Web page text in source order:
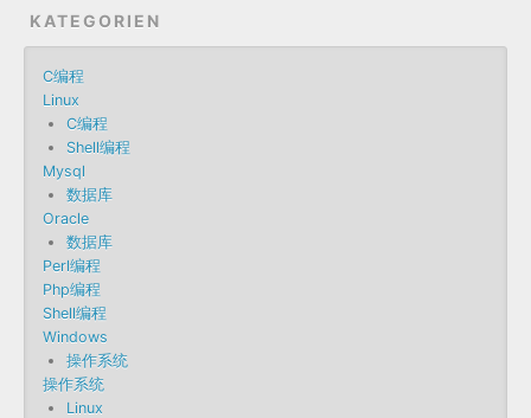
KATEGORIEN
C编程
Linux
C编程
Shell编程
Mysql
数据库
Oracle
数据库
Perl编程
Php编程
Shell编程
Windows
操作系统
操作系统
Linux